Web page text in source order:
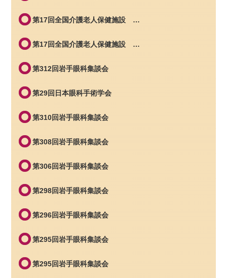
第17回全国介護老人保健施設 …
第17回全国介護老人保健施設 …
第312回岩手眼科集談会
第29回日本眼科手術学会
第310回岩手眼科集談会
第308回岩手眼科集談会
第306回岩手眼科集談会
第298回岩手眼科集談会
第296回岩手眼科集談会
第295回岩手眼科集談会
第295回岩手眼科集談会